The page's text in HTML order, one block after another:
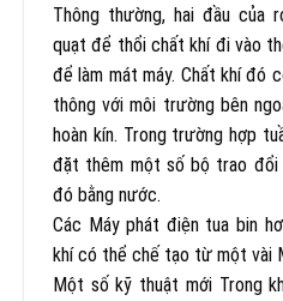
Thông thường, hai đầu của
quạt để thổi chất khí đi vào
để làm mát máy. Chất khí đó
thông với môi trường bên
hoàn kín. Trong trường hợp
đặt thêm một số bộ trao đổi
đó bằng nước.
Các Máy phát điện tua bin
khí có thể chế tạo từ một vài
Một số kỹ thuật mới Trong